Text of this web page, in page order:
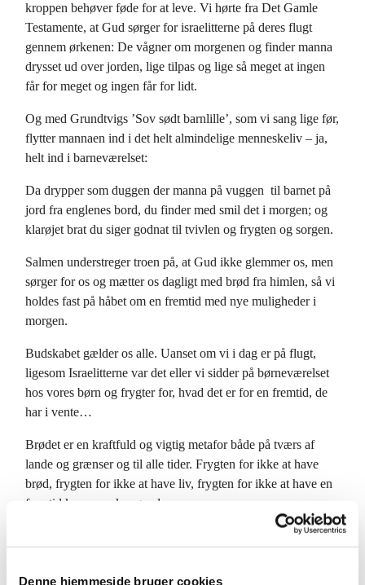
Denne hjemmeside bruger cookies
kroppen behøver føde for at leve. Vi hørte fra Det Gamle
Testamente, at Gud sørger for israelitterne på deres flugt
gennem ørkenen: De vågner om morgenen og finder manna
drysset ud over jorden, lige tilpas og lige så meget at ingen
får for meget og ingen får for lidt.
Og med Grundtvigs ’Sov sødt barnlille’, som vi sang lige før,
flytter mannaen ind i det helt almindelige menneskeliv – ja,
helt ind i barneværelset:
Da drypper som duggen der manna på vuggen til barnet på
jord fra englenes bord, du finder med smil det i morgen; og
klarøjet brat du siger godnat til tvivlen og frygten og sorgen.
Salmen understreger troen på, at Gud ikke glemmer os, men
sørger for os og mætter os dagligt med brød fra himlen, så vi
holdes fast på håbet om en fremtid med nye muligheder i
morgen.
Budskabet gælder os alle. Uanset om vi i dag er på flugt,
ligesom Israelitterne var det eller vi sidder på børneværelset
hos vores børn og frygter for, hvad det er for en fremtid, de
har i vente…
Brødet er en kraftfuld og vigtig metafor både på tværs af
lande og grænser og til alle tider. Frygten for ikke at have
brød, frygten for ikke at have liv, frygten for ikke at have en
fremtid kan være knugende.
Det var den for Israelitterne, da de var på flugt i ørkenen, det
dag, og det er den for de mennesker, der er på flugt fra